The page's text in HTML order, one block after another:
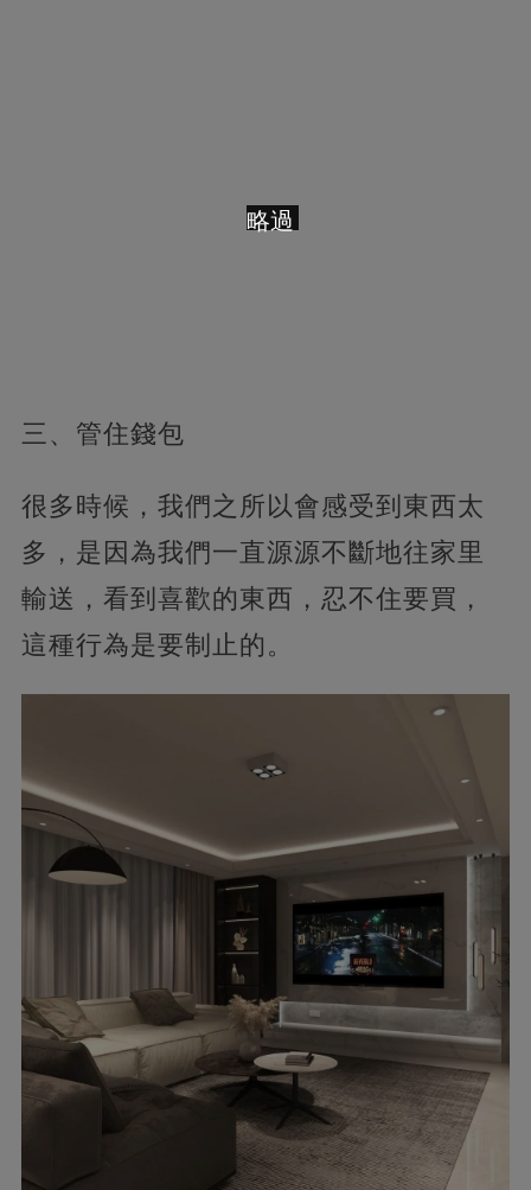
三、管住錢包
很多時候，我們之所以會感受到東西太
多，是因為我們一直源源不斷地往家里
輸送，看到喜歡的東西，忍不住要買，
這種行為是要制止的。
略過